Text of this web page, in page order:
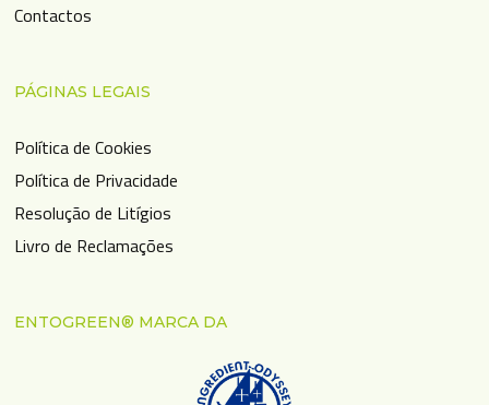
Contactos
PÁGINAS LEGAIS
Política de Cookies
Política de Privacidade
Resolução de Litígios
Livro de Reclamações
ENTOGREEN® MARCA DA